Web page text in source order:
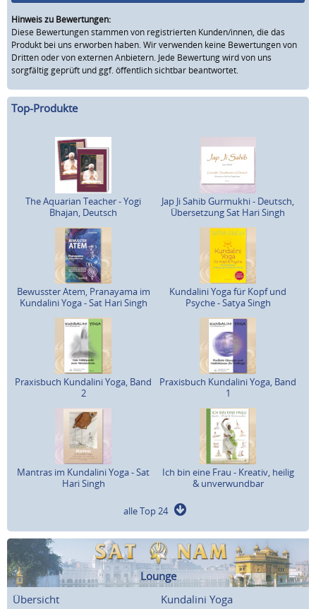
Hinweis zu Bewertungen:
Diese Bewertungen stammen von registrierten Kunden/innen, die das
Produkt bei uns erworben haben. Wir verwenden keine Bewertungen von
Dritten oder von externen Anbietern. Jede Bewertung wird von uns
sorgfältig geprüft und ggf. öffentlich sichtbar beantwortet.
Top-Produkte
The Aquarian Teacher - Yogi
Bhajan, Deutsch
Jap Ji Sahib Gurmukhi - Deutsch,
Übersetzung Sat Hari Singh
Bewusster Atem, Pranayama im
Kundalini Yoga - Sat Hari Singh
Kundalini Yoga für Kopf und
Psyche - Satya Singh
Praxisbuch Kundalini Yoga, Band
2
Praxisbuch Kundalini Yoga, Band
1
Mantras im Kundalini Yoga - Sat
Hari Singh
Ich bin eine Frau - Kreativ, heilig
& unverwundbar
alle Top 24
Lounge
Übersicht
Kundalini Yoga